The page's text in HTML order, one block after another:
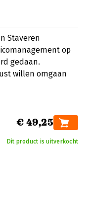
Staveren
op
gedaan.
willen omgaan
€ 49,25
Dit product is uitverkocht